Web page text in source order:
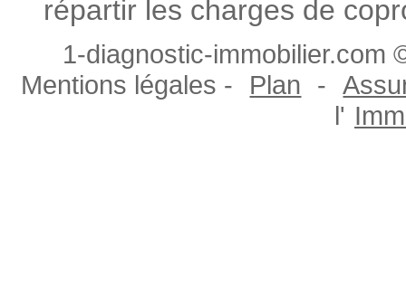
répartir les charges de
1-diagnostic-immobilier.com
Mentions légales -
Plan -
l'